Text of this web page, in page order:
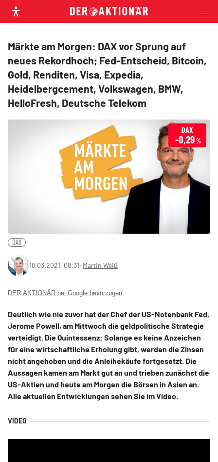
Märkte am Morgen: DAX vor Sprung auf
neues Rekordhoch; Fed-Entscheid, Bitcoin,
Gold, Renditen, Visa, Expedia,
Heidelbergcement, Volkswagen, BMW,
HelloFresh, Deutsche Telekom
DAX
-0,29%
DAX
18.03.2021, 08:31‧ Martin Weiß
DER AKTIONÄR bei Google bevorzugen
Deutlich wie nie zuvor hat der Chef der US-Notenbank Fed,
Jerome Powell, am Mittwoch die geldpolitische Strategie
verteidigt. Die Quintessenz: Solange es keine Anzeichen
für eine wirtschaftliche Erholung gibt, werden die Zinsen
nicht angehoben und die Anleihekäufe fortgesetzt. Die
Aussagen kamen am Markt gut an und trieben zunächst die
US-Aktien und heute am Morgen die Börsen in Asien an.
Alle aktuellen Entwicklungen sehen Sie im Video.